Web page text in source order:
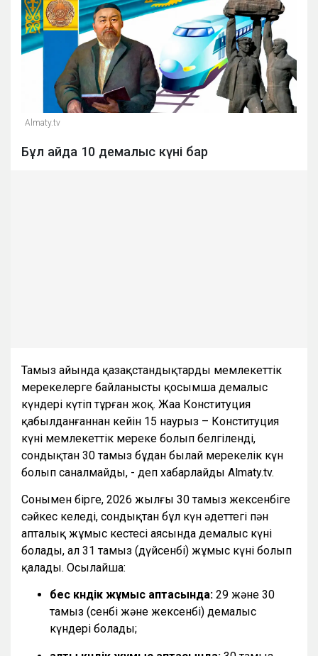
Almaty.tv
Бұл айда 10 демалыс күні бар
Тамыз айында қазақстандықтарды мемлекеттік
мерекелерге байланысты қосымша демалыс
күндері күтіп тұрған жоқ. Жаңа Конституция
қабылданғаннан кейін 15 наурыз – Конституция
күні мемлекеттік мереке болып белгіленді,
сондықтан 30 тамыз бұдан былай мерекелік күн
болып саналмайды, - деп хабарлайды Almaty.tv.
Сонымен бірге, 2026 жылғы 30 тамыз жексенбіге
сәйкес келеді, сондықтан бұл күн әдеттегі пән
апталық жұмыс кестесі аясында демалыс күні
болады, ал 31 тамыз (дүйсенбі) жұмыс күні болып
қалады. Осылайша:
бес күндік жұмыс аптасында: 29 және 30
тамыз (сенбі және жексенбі) демалыс
күндері болады;